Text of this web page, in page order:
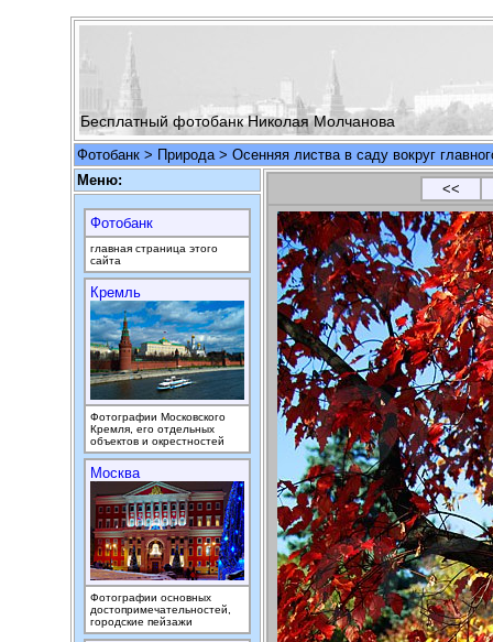
Бесплатный фотобанк Николая Молчанова
Фотобанк > Природа> Осенняя листва в саду вокруг
Меню:
<<
Фотобанк
главная страница этого
сайта
Кремль
Фотографии Московского
Кремля, его отдельных
объектов и окрестностей
Москва
Фотографии основных
достопримечательностей,
городские пейзажи